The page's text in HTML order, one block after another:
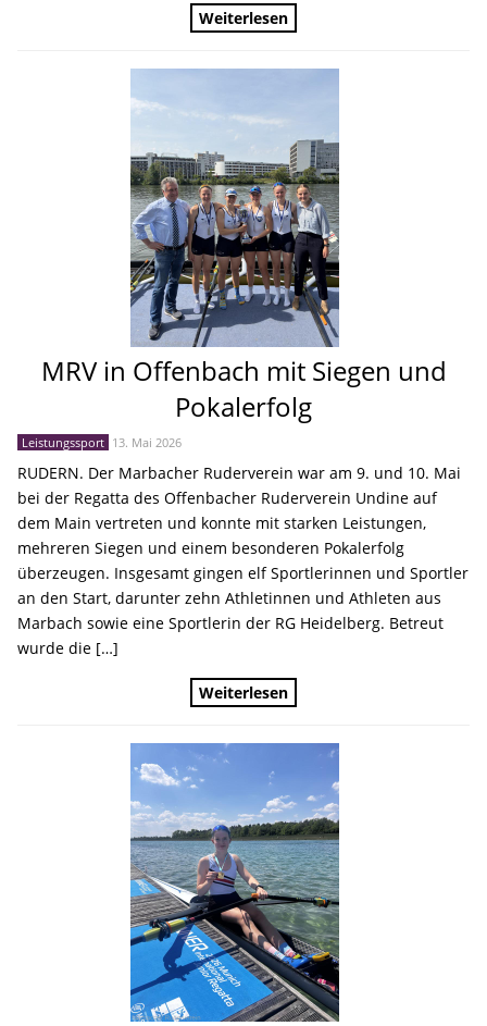
Weiterlesen
MRV in Offenbach mit Siegen und
Pokalerfolg
Leistungssport 13. Mai 2026
RUDERN. Der Marbacher Ruderverein war am 9. und 10. Mai
bei der Regatta des Offenbacher Ruderverein Undine auf
dem Main vertreten und konnte mit starken Leistungen,
mehreren Siegen und einem besonderen Pokalerfolg
überzeugen. Insgesamt gingen elf Sportlerinnen und Sportler
an den Start, darunter zehn Athletinnen und Athleten aus
Marbach sowie eine Sportlerin der RG Heidelberg. Betreut
wurde die […]
Weiterlesen